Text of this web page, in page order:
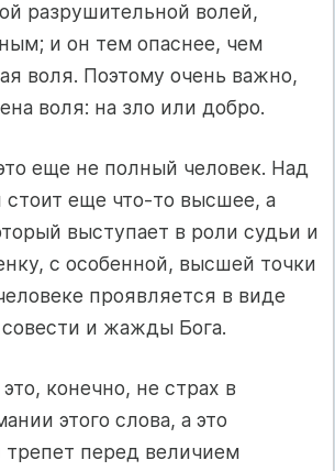
разрушительной волей,
и он тем опаснее, чем
воля. Поэтому очень важно,
воля: на зло или добро.
еще не полный человек. Над
еще что-то высшее, а
выступает в роли судьи и
с особенной, высшей точки
проявляется в виде
и жажды Бога.
конечно, не страх в
этого слова, а это
трепет перед величием